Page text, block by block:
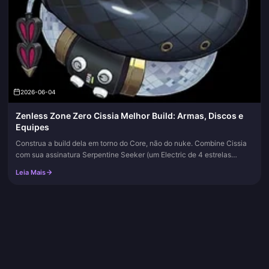
2026-06-04
Zenless Zone Zero Cissia Melhor Build: Armas, Discos e
Equipes
Construa a build dela em torno do Core, não do nuke. Combine Cissia
com sua assinatura Serpentine Seeker (um Electric de 4 estrelas
Leia Mais